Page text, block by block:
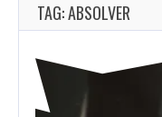
TAG: ABSOLVER